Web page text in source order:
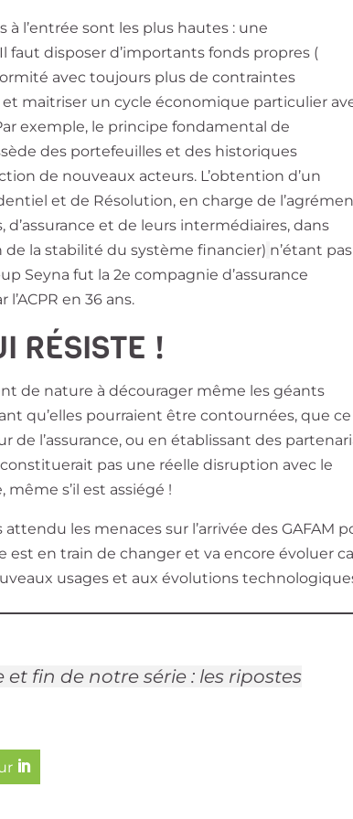
à l’entrée sont les plus hautes : une
disposer d’importants fonds propres (
avec toujours plus de contraintes
et maitriser un cycle économique particulier
exemple, le principe fondamental de
des portefeuilles et des historiques
de nouveaux acteurs. L’obtention d’un
et de Résolution, en charge de
et de leurs intermédiaires, dans
de la stabilité du système financier) n’étant pas
Seyna fut la 2e compagnie d’assurance
en 36 ans.
RÉSISTE !
de nature à décourager même les géants
qu’elles pourraient être contournées, que ce
l’assurance, ou en établissant des
pas une réelle disruption avec le
s’il est assiégé !
les menaces sur l’arrivée des GAFAM
est en train de changer et va encore évoluer
usages et aux évolutions
et fin de notre série : les ripostes